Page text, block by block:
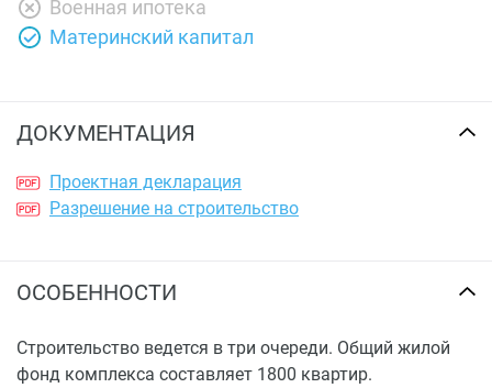
Военная ипотека
Материнский капитал
ДОКУМЕНТАЦИЯ
Проектная декларация
Разрешение на строительство
ОСОБЕННОСТИ
Строительство ведется в три очереди. Общий жилой
фонд комплекса составляет 1800 квартир.